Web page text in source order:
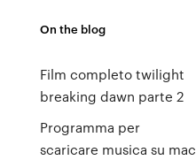
On the blog
Film completo twilight
breaking dawn parte 2
Programma per
scaricare musica su mac